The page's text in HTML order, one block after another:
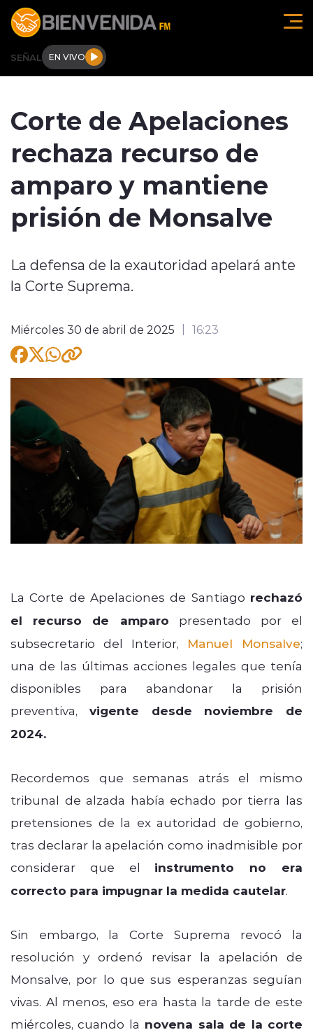
Click acá para ir directamente al contenido
SEÑAL EN VIVO
Tendencias
Deportes
modo claro
Corte de Apelaciones
rechaza recurso de
amparo y mantiene
prisión de Monsalve
La defensa de la exautoridad apelará ante
la Corte Suprema.
Miércoles 30 de abril de 2025 16:23
La Corte de Apelaciones de Santiago rechazó
el recurso de amparo presentado por el
subsecretario del Interior, Manuel Monsalve;
una de las últimas acciones legales que tenía
disponibles para abandonar la prisión
preventiva, vigente desde noviembre de
2024.
Recordemos que semanas atrás el mismo
tribunal de alzada había echado por tierra las
pretensiones de la ex autoridad de gobierno,
tras declarar la apelación como inadmisible por
considerar que el instrumento no era
correcto para impugnar la medida cautelar.
Sin embargo, la Corte Suprema revocó la
resolución y ordenó revisar la apelación de
Monsalve, por lo que sus esperanzas seguían
vivas. Al menos, eso era hasta la tarde de este
miércoles, cuando la novena sala de la corte